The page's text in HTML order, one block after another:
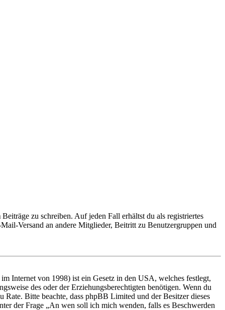
zu schreiben. Auf jeden Fall erhältst du als registriertes
Versand an andere Mitglieder, Beitritt zu Benutzergruppen und
Internet von 1998) ist ein Gesetz in den USA, welches festlegt,
des oder der Erziehungsberechtigten benötigen. Wenn du
Bitte beachte, dass phpBB Limited und der Besitzer dieses
der Frage „An wen soll ich mich wenden, falls es Beschwerden